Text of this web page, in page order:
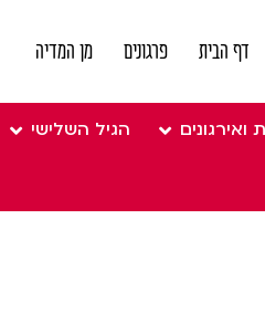
דף הבית פרגונים מן המדיה
ואירגונים הגיל השלישי